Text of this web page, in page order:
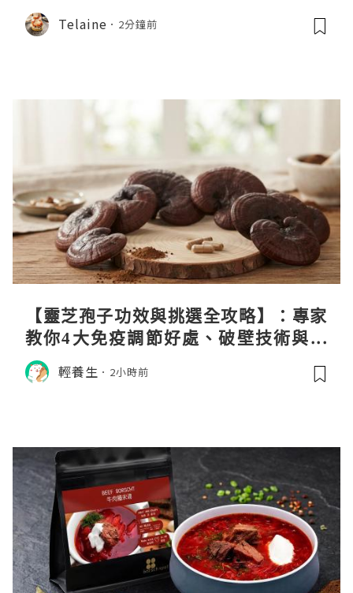
Telaine 2分鐘前
【靈芝孢子功效與挑選全攻略】：專家
教你4大免疫調節好處、破壁技術與挑
選秘訣
輕養生 2小時前